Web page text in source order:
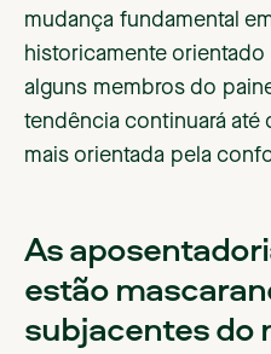
mudança fundamental
historicamente
alguns membros do
tendência continuará até
mais orientada pela
As
estão
subjacentes do